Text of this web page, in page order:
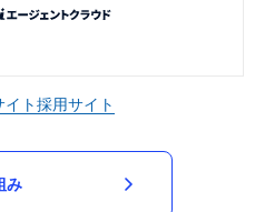
イト採用サイト
み